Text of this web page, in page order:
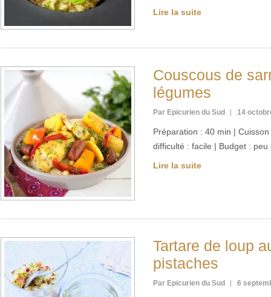
Lire la suite
Couscous de
légumes
Par Epicurien du Sud 14
Préparation : 40 min |
difficulté : facile | Budget :
Lire la suite
Tartare de loup
pistaches
Par Epicurien du Sud 6